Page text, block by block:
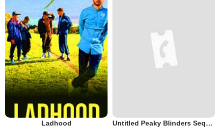
Ladhood Untitled Peaky Blinders Sequel Series